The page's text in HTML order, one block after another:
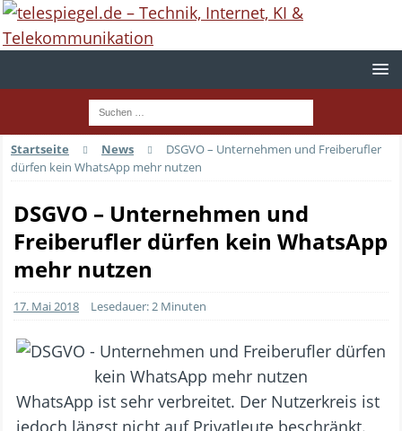
Startseite News
DSGVO – Unternehmen und Freiberufler
dürfen kein WhatsApp mehr nutzen
DSGVO – Unternehmen und
Freiberufler dürfen kein WhatsApp
mehr nutzen
17. Mai 2018 Lesedauer: 2 Minuten
WhatsApp ist sehr verbreitet. Der Nutzerkreis ist
jedoch längst nicht auf Privatleute beschränkt.